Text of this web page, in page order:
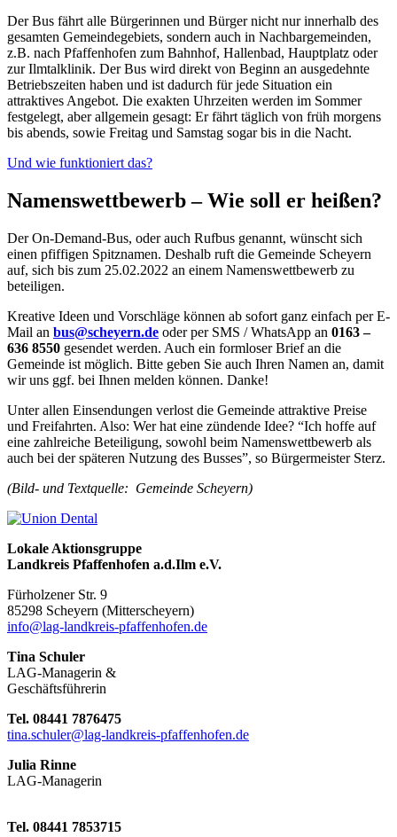
Der Bus fährt alle Bürgerinnen und Bürger nicht nur innerhalb des
gesamten Gemeindegebiets, sondern auch in Nachbargemeinden,
z.B. nach Pfaffenhofen zum Bahnhof, Hallenbad, Hauptplatz oder
zur Ilmtalklinik. Der Bus wird direkt von Beginn an ausgedehnte
Betriebszeiten haben und ist dadurch für jede Situation ein
attraktives Angebot. Die exakten Uhrzeiten werden im Sommer
festgelegt, aber allgemein gesagt: Er fährt täglich von früh morgens
bis abends, sowie Freitag und Samstag sogar bis in die Nacht.
Und wie funktioniert das?
Namenswettbewerb – Wie soll er heißen?
Der On-Demand-Bus, oder auch Rufbus genannt, wünscht sich
einen pfiffigen Spitznamen. Deshalb ruft die Gemeinde Scheyern
auf, sich bis zum 25.02.2022 an einem Namenswettbewerb zu
beteiligen.
Kreative Ideen und Vorschläge können ab sofort ganz einfach per E-
Mail an bus@scheyern.de oder per SMS / WhatsApp an 0163 –
636 8550 gesendet werden. Auch ein formloser Brief an die
Gemeinde ist möglich. Bitte geben Sie auch Ihren Namen an, damit
wir uns ggf. bei Ihnen melden können. Danke!
Unter allen Einsendungen verlost die Gemeinde attraktive Preise
und Freifahrten. Also: Wer hat eine zündende Idee? “Ich hoffe auf
eine zahlreiche Beteiligung, sowohl beim Namenswettbewerb als
auch bei der späteren Nutzung des Busses”, so Bürgermeister Sterz.
(Bild- und Textquelle: Gemeinde Scheyern)
Lokale Aktionsgruppe
Landkreis Pfaffenhofen a.d.Ilm e.V.
Fürholzener Str. 9
85298 Scheyern (Mitterscheyern)
info@lag-landkreis-pfaffenhofen.de
Tina Schuler
LAG-Managerin &
Geschäftsführerin
Tel. 08441 7876475
tina.schuler@lag-landkreis-pfaffenhofen.de
Julia Rinne
LAG-Managerin
Tel. 08441 7853715